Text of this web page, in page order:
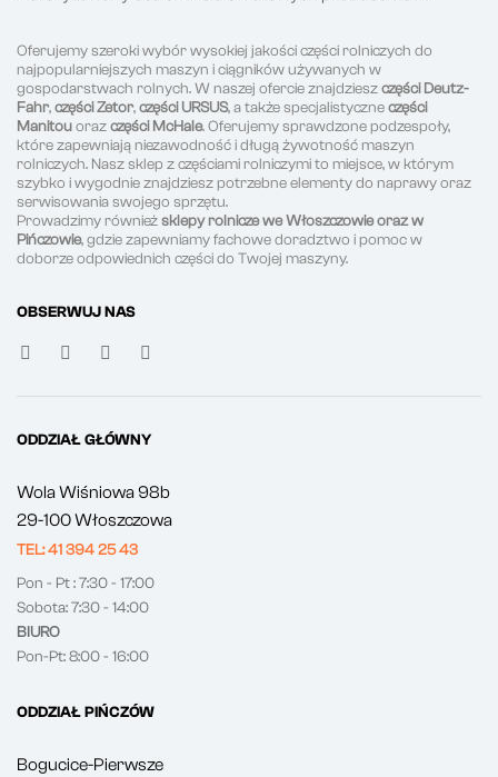
Oferujemy szeroki wybór wysokiej jakości części rolniczych do
najpopularniejszych maszyn i ciągników używanych w
gospodarstwach rolnych. W naszej ofercie znajdzieszczęści Deutz-
Fahr,części Zetor,części URSUS, a także specjalistyczneczęści
Manitouorazczęści McHale. Oferujemy sprawdzone podzespoły,
które zapewniają niezawodność i długą żywotność maszyn
rolniczych. Nasz sklep z częściami rolniczymi to miejsce, w którym
szybko i wygodnie znajdziesz potrzebne elementy do naprawy oraz
serwisowania swojego sprzętu.
Prowadzimy równieżsklepy rolnicze we Włoszczowie oraz w
Pińczowie, gdzie zapewniamy fachowe doradztwo i pomoc w
doborze odpowiednich części do Twojej maszyny.
OBSERWUJ NAS
ODDZIAŁ GŁÓWNY
Wola Wiśniowa 98b
29-100 Włoszczowa
TEL: 41 394 25 43
Pon - Pt : 7:30 - 17:00
Sobota: 7:30 - 14:00
BIURO
Pon-Pt: 8:00 - 16:00
ODDZIAŁ PIŃCZÓW
Bogucice-Pierwsze